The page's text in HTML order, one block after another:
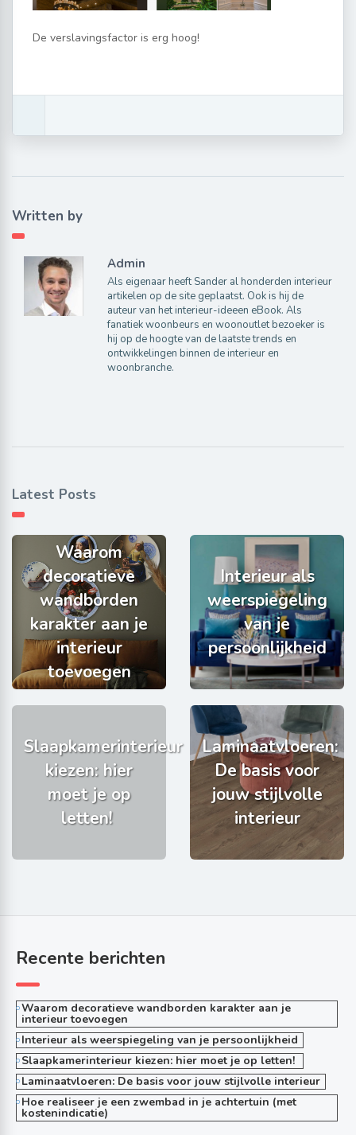
De verslavingsfactor is erg hoog!
Written by
Admin
Als eigenaar heeft Sander al honderden interieur
artikelen op de site geplaatst. Ook is hij de
auteur van het interieur-ideeen eBook. Als
fanatiek woonbeurs en woonoutlet bezoeker is
hij op de hoogte van de laatste trends en
ontwikkelingen binnen de interieur en
woonbranche.
Latest Posts
Waarom
decoratieve
wandborden
karakter aan je
interieur
toevoegen
Interieur als
weerspiegeling
van je
persoonlijkheid
Slaapkamerinterieur
kiezen: hier
moet je op
letten!
Laminaatvloeren:
De basis voor
jouw stijlvolle
interieur
Recente berichten
Waarom decoratieve wandborden karakter aan je
interieur toevoegen
Interieur als weerspiegeling van je persoonlijkheid
Slaapkamerinterieur kiezen: hier moet je op letten!
Laminaatvloeren: De basis voor jouw stijlvolle interieur
Hoe realiseer je een zwembad in je achtertuin (met
kostenindicatie)